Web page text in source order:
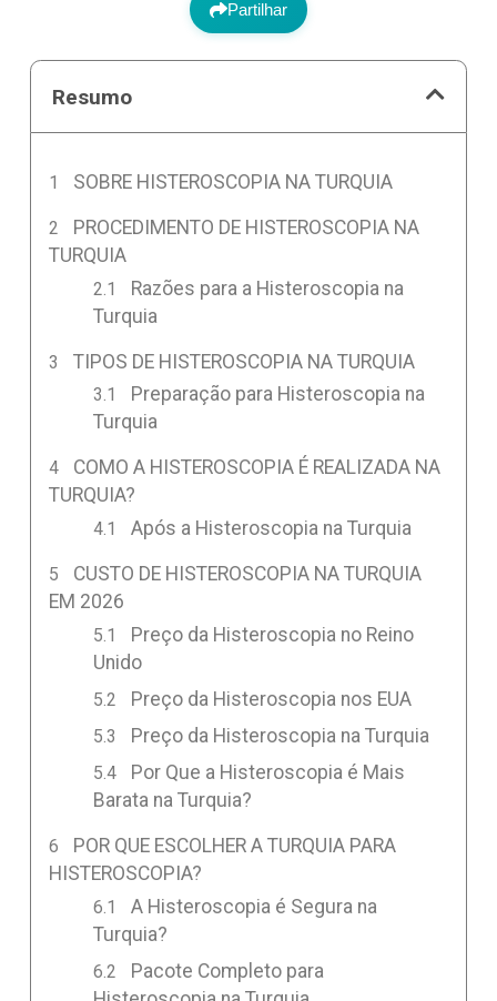
Partilhar
Resumo
SOBRE HISTEROSCOPIA NA TURQUIA
PROCEDIMENTO DE HISTEROSCOPIA NA
TURQUIA
Razões para a Histeroscopia na
Turquia
TIPOS DE HISTEROSCOPIA NA TURQUIA
Preparação para Histeroscopia na
Turquia
COMO A HISTEROSCOPIA É REALIZADA NA
TURQUIA?
Após a Histeroscopia na Turquia
CUSTO DE HISTEROSCOPIA NA TURQUIA
EM 2026
Preço da Histeroscopia no Reino
Unido
Preço da Histeroscopia nos EUA
Preço da Histeroscopia na Turquia
Por Que a Histeroscopia é Mais
Barata na Turquia?
POR QUE ESCOLHER A TURQUIA PARA
HISTEROSCOPIA?
A Histeroscopia é Segura na
Turquia?
Pacote Completo para